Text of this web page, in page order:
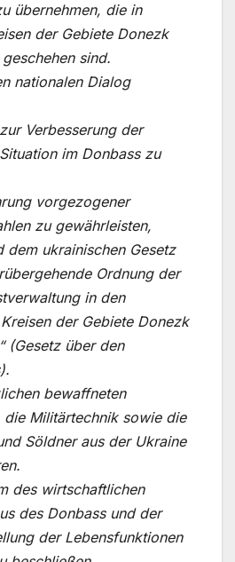
übernehmen, die in
der Gebiete Donezk
sind.
nationalen Dialog
Verbesserung der
im Donbass zu
vorgezogener
zu gewährleisten,
dem ukrainischen Gesetz
Ordnung der
in den
der Gebiete Donezk
(Gesetz über den
bewaffneten
die Militärtechnik sowie die
Söldner aus der Ukraine
des wirtschaftlichen
des Donbass und der
der Lebensfunktionen